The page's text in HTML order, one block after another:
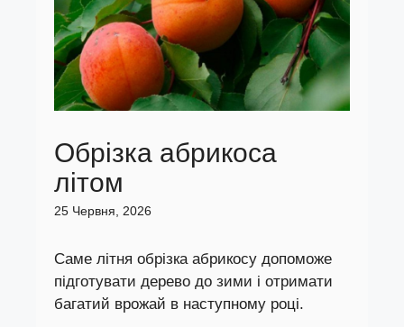
Обрізка абрикоса
літом
25 Червня, 2026
Саме літня обрізка абрикосу допоможе
підготувати дерево до зими і отримати
багатий врожай в наступному році.